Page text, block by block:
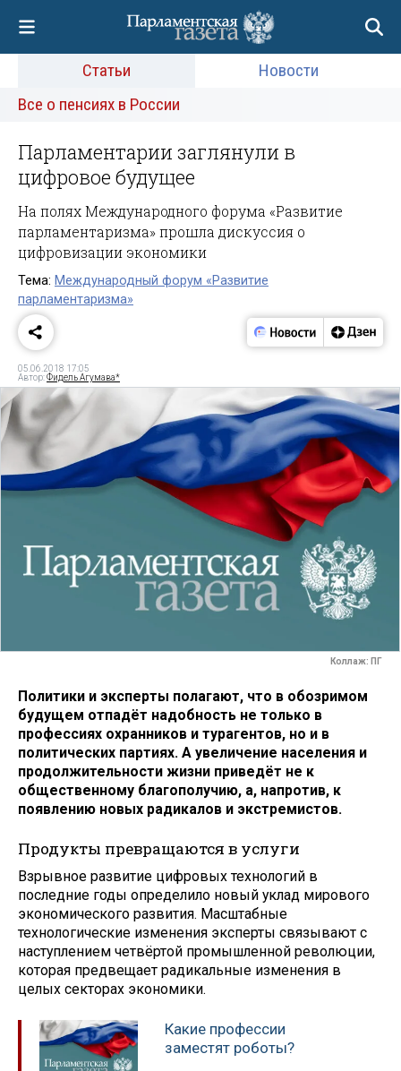
Статьи
Новости
Все о пенсиях в России
Парламентарии заглянули в
цифровое будущее
На полях Международного форума «Развитие
парламентаризма» прошла дискуссия о
цифровизации экономики
Тема: Международный форум «Развитие
парламентаризма»
05.06.2018 17:05
Автор:Фидель Агумава*
Коллаж: ПГ
Политики и эксперты полагают, что в обозримом
будущем отпадёт надобность не только в
профессиях охранников и турагентов, но и в
политических партиях. А увеличение населения и
продолжительности жизни приведёт не к
общественному благополучию, а, напротив, к
появлению новых радикалов и экстремистов.
Продукты превращаются в услуги
Взрывное развитие цифровых технологий в
последние годы определило новый уклад мирового
экономического развития. Масштабные
технологические изменения эксперты связывают с
наступлением четвёртой промышленной революции,
которая предвещает радикальные изменения в
целых секторах экономики.
Какие профессии
заместят роботы?